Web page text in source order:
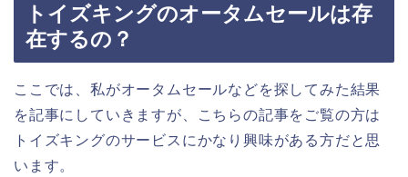
トイズキングのオータムセールは存
在するの？
ここでは、私がオータムセールなどを探してみた結果
を記事にしていきますが、こちらの記事をご覧の方は
トイズキングのサービスにかなり興味がある方だと思
います。